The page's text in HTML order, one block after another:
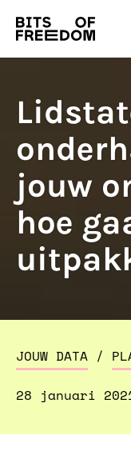
Search
for:
jouw
hoe
JOUW DATA /
28 januari